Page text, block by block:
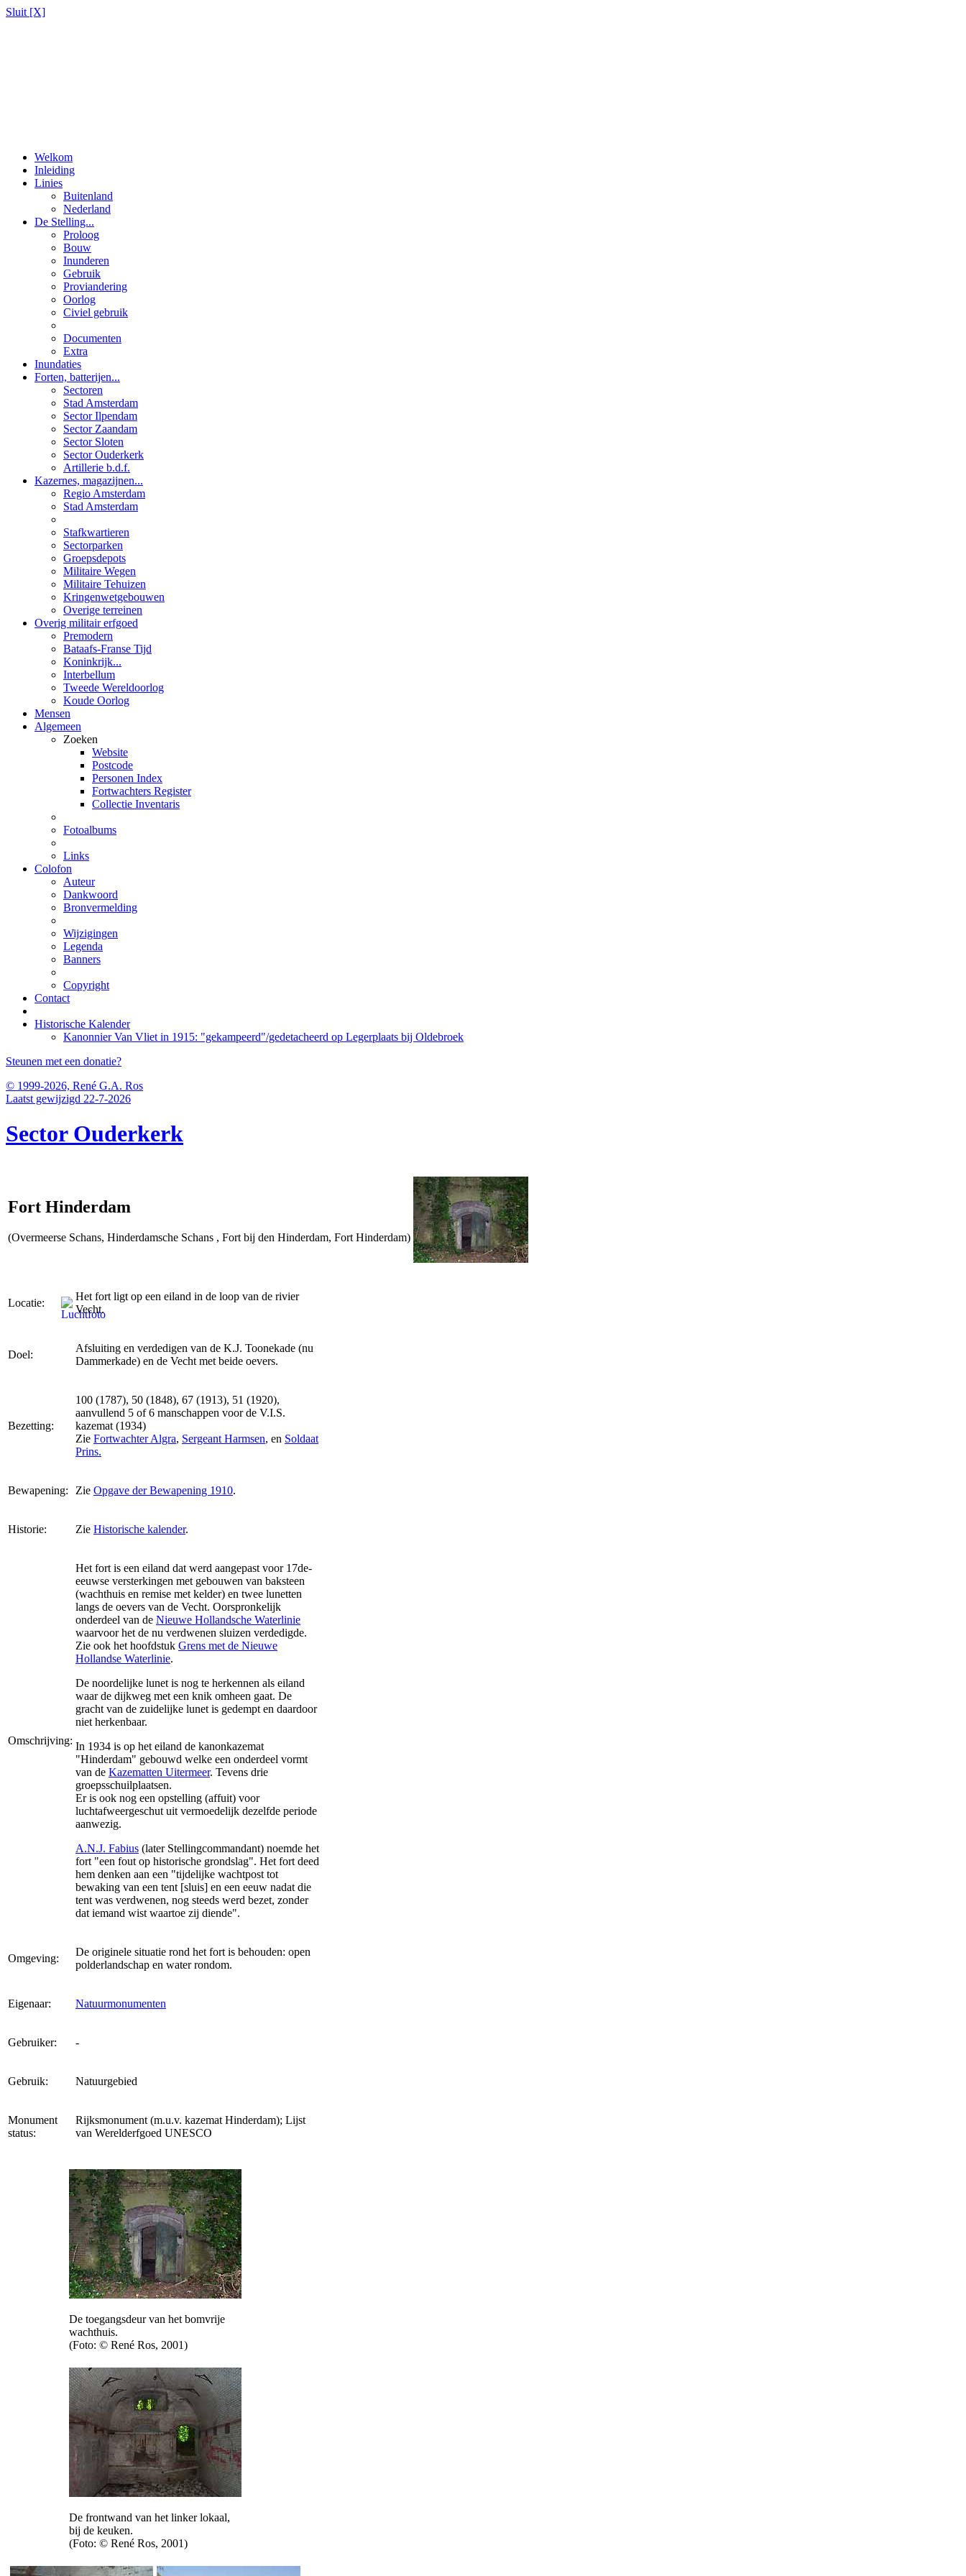
Sluit [X]
Welkom
Inleiding
Linies
Buitenland
Nederland
De Stelling...
Proloog
Bouw
Inunderen
Gebruik
Proviandering
Oorlog
Civiel gebruik
Documenten
Extra
Inundaties
Forten, batterijen...
Sectoren
Stad Amsterdam
Sector Ilpendam
Sector Zaandam
Sector Sloten
Sector Ouderkerk
Artillerie b.d.f.
Kazernes, magazijnen...
Regio Amsterdam
Stad Amsterdam
Stafkwartieren
Sectorparken
Groepsdepots
Militaire Wegen
Militaire Tehuizen
Kringenwetgebouwen
Overige terreinen
Overig militair erfgoed
Premodern
Bataafs-Franse Tijd
Koninkrijk...
Interbellum
Tweede Wereldoorlog
Koude Oorlog
Mensen
Algemeen
Zoeken
Website
Postcode
Personen Index
Fortwachters Register
Collectie Inventaris
Fotoalbums
Links
Colofon
Auteur
Dankwoord
Bronvermelding
Wijzigingen
Legenda
Banners
Copyright
Contact
Historische Kalender
Kanonnier Van Vliet in 1915: "gekampeerd"/gedetacheerd op Legerplaats bij Oldebroek
Steunen met een donatie?
© 1999-2026, René G.A. Ros
Laatst gewijzigd 22-7-2026
Sector Ouderkerk
Fort Hinderdam
(Overmeerse Schans, Hinderdamsche Schans , Fort bij den Hinderdam, Fort Hinderdam)
Locatie:
Het fort ligt op een eiland in de loop van de rivier
Vecht.
Doel:
Afsluiting en verdedigen van de K.J. Toonekade (nu
Dammerkade) en de Vecht met beide oevers.
Bezetting:
100 (1787), 50 (1848), 67 (1913), 51 (1920),
aanvullend 5 of 6 manschappen voor de V.I.S.
kazemat (1934)
Zie Fortwachter Algra, Sergeant Harmsen, en Soldaat
Prins.
Bewapening: Zie Opgave der Bewapening 1910.
Historie: Zie Historische kalender.
Omschrijving:
Het fort is een eiland dat werd aangepast voor 17de-
eeuwse versterkingen met gebouwen van baksteen
(wachthuis en remise met kelder) en twee lunetten
langs de oevers van de Vecht. Oorspronkelijk
onderdeel van de Nieuwe Hollandsche Waterlinie
waarvoor het de nu verdwenen sluizen verdedigde.
Zie ook het hoofdstuk Grens met de Nieuwe
Hollandse Waterlinie.
De noordelijke lunet is nog te herkennen als eiland
waar de dijkweg met een knik omheen gaat. De
gracht van de zuidelijke lunet is gedempt en daardoor
niet herkenbaar.
In 1934 is op het eiland de kanonkazemat
"Hinderdam" gebouwd welke een onderdeel vormt
van de Kazematten Uitermeer. Tevens drie
groepsschuilplaatsen.
Er is ook nog een opstelling (affuit) voor
luchtafweergeschut uit vermoedelijk dezelfde periode
aanwezig.
A.N.J. Fabius (later Stellingcommandant) noemde het
fort "een fout op historische grondslag". Het fort deed
hem denken aan een "tijdelijke wachtpost tot
bewaking van een tent [sluis] en een eeuw nadat die
tent was verdwenen, nog steeds werd bezet, zonder
dat iemand wist waartoe zij diende".
Omgeving:
De originele situatie rond het fort is behouden: open
polderlandschap en water rondom.
Eigenaar: Natuurmonumenten
Gebruiker: -
Gebruik: Natuurgebied
Monument
status:
Rijksmonument (m.u.v. kazemat Hinderdam); Lijst
van Werelderfgoed UNESCO
De toegangsdeur van het bomvrije
wachthuis.
(Foto: © René Ros, 2001)
De frontwand van het linker lokaal,
bij de keuken.
(Foto: © René Ros, 2001)